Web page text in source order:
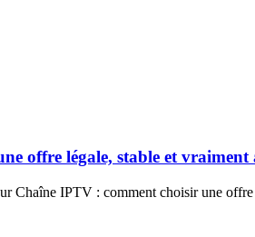
offre légale, stable et vraiment
Chaîne IPTV : comment choisir une offre